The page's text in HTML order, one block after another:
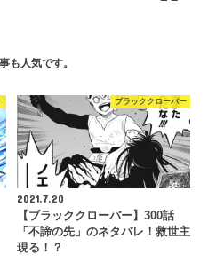
も人気です。
ブラッククローバー
2021.7.20
【ブラッククローバー】300話
「不諦の先」のネタバレ！救世主
現る！？